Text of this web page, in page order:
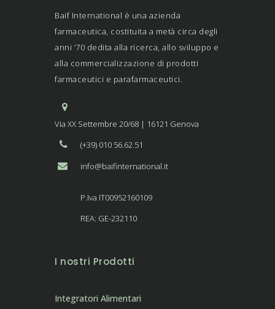
Baif International è una azienda
farmaceutica, costituita a metà circa degli
anni ’70 dedita alla ricerca, allo sviluppo e
alla commercializzazione di prodotti
farmaceutici e parafarmaceutici.
Via XX Settembre 20/68 | 16121 Genova
(+39) 010 56.62.51
info@baifinternational.it
P.Iva IT00952160109
REA: GE-232110
I nostri Prodotti
Integratori Alimentari